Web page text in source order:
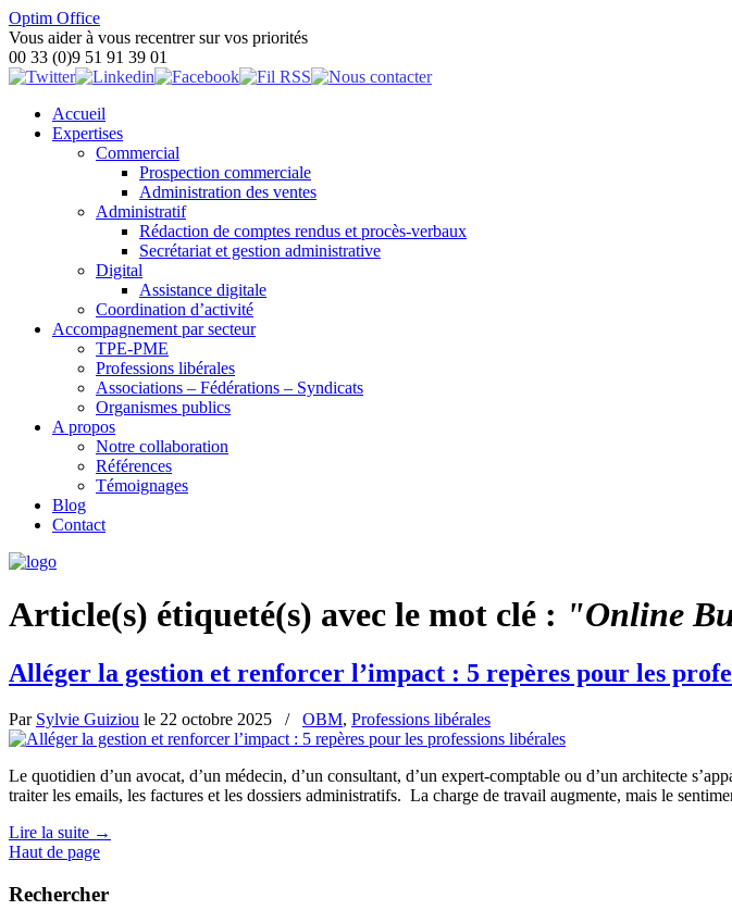
Optim Office
Vous aider à vous recentrer sur vos priorités
00 33 (0)9 51 91 39 01
Accueil
Expertises
Commercial
Prospection commerciale
Administration des ventes
Administratif
Rédaction de comptes rendus et procès-verbaux
Secrétariat et gestion administrative
Digital
Assistance digitale
Coordination d’activité
Accompagnement par secteur
TPE-PME
Professions libérales
Associations – Fédérations – Syndicats
Organismes publics
A propos
Notre collaboration
Références
Témoignages
Blog
Contact
Article(s) étiqueté(s) avec le mot clé : "Online
Alléger la gestion et renforcer l’impact : 5 repères pour les
Par Sylvie Guiziou le 22 octobre 2025 / OBM, Professions libérales
Le quotidien d’un avocat, d’un médecin, d’un consultant, d’un expert-comptable ou d’un architecte
traiter les emails, les factures et les dossiers administratifs. La charge de travail augmente, mais le
Lire la suite →
Haut de page
Rechercher